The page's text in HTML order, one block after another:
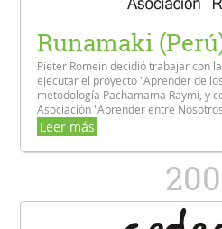
Runamaki
Pieter Romein decidió trabajar con
ejecutar el proyecto "Aprender de
metodología Pachamama Raymi, y
Asociación "Aprender entre
Leer más